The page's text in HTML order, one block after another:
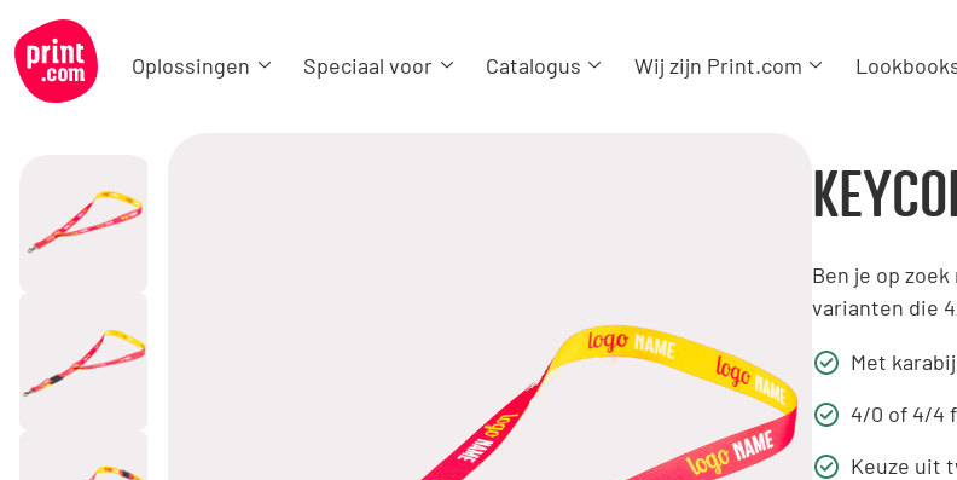
Oplossingen Speciaal voor Catalogus Wij zijn Print.com
Ben je op
varianten die
Met
4/0 of 4/4
Keuze uit